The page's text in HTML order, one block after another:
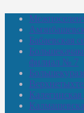
Бабаевская
филиал № 7